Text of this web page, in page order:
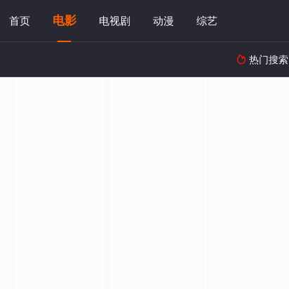
首页 电影 电视剧 动漫 综艺
 热门搜索